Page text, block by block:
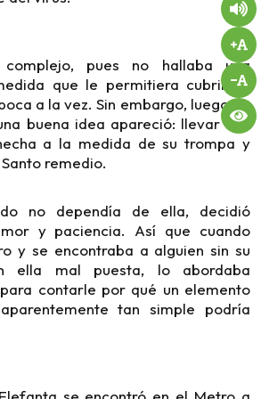
pues no hallaba una
que le permitiera cubrir su
a la vez. Sin embargo, luego de
buena idea apareció: llevar dos
a la medida de su trompa y
remedio.
no dependía de ella, decidió
y paciencia. Así que cuando
y se encontraba a alguien sin su
ella mal puesta, lo abordaba
contarle por qué un elemento
tan simple podría